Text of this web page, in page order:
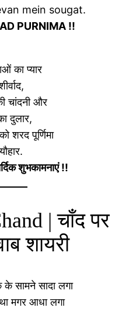
mein sougat.
PURNIMA !!
का प्यार
चांदनी और
दुलार,
शरद पूर्णिमा
शुभकामनाएं !!
| चाँद पर
शायरी
सामने सादा लगा
मगर आधा लगा